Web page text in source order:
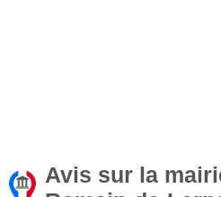
Avis sur la